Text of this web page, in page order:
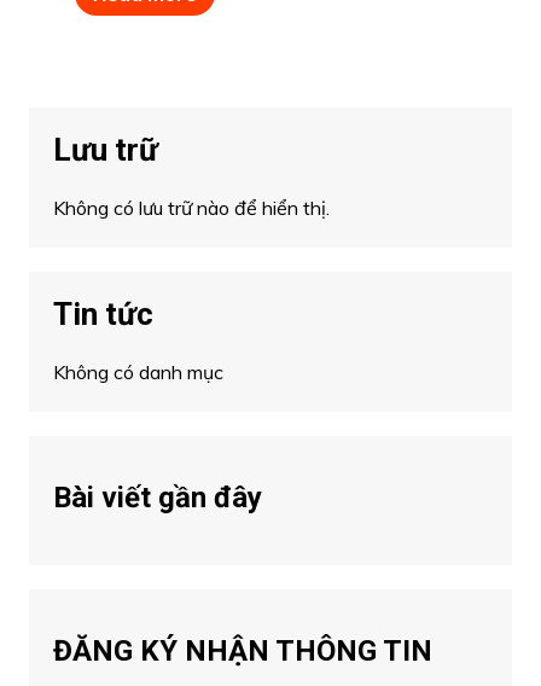
Lưu trữ
Không có lưu trữ nào để hiển thị.
Tin tức
Không có danh mục
Bài viết gần đây
ĐĂNG KÝ NHẬN THÔNG TIN